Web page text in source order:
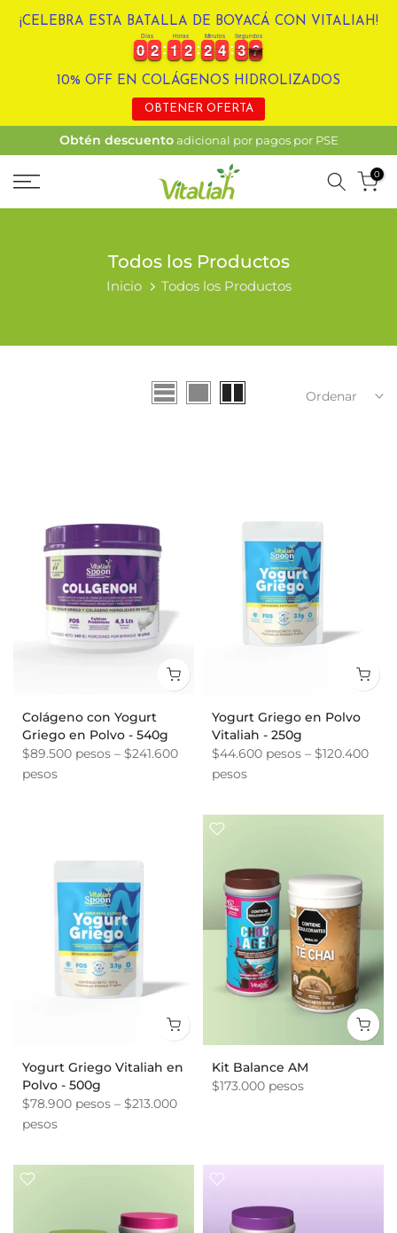
Ir¡CELEBRA ESTA BATALLA DE BOYACÁ CON VITALIAH!
0
0
0
0 2
2
2
2
Días
1
1
1
1 2
2
2
2
Horas
2
2
2
2 4
4
4
4
Minutos
3
3
3
3 6
6
7
Segundos
10% OFF EN COLÁGENOS HIDROLIZADOS
OBTENER OFERTA
Obtén descuentoadicional por pagos por PSE
0
Todos los Productos
Inicio Todos los Productos
Ordenar
Colágeno con Yogurt
Griego en Polvo - 540g
$89.500 pesos – $241.600
pesos
Yogurt Griego en Polvo
Vitaliah - 250g
$44.600 pesos – $120.400
pesos
Yogurt Griego Vitaliah en
Polvo - 500g
$78.900 pesos – $213.000
pesos
Kit Balance AM
$173.000 pesos